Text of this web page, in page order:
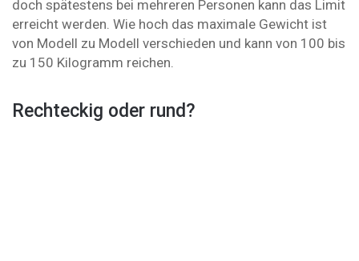
doch spätestens bei mehreren Personen kann das Limit
erreicht werden. Wie hoch das maximale Gewicht ist
von Modell zu Modell verschieden und kann von 100 bis
zu 150 Kilogramm reichen.
Rechteckig oder rund?